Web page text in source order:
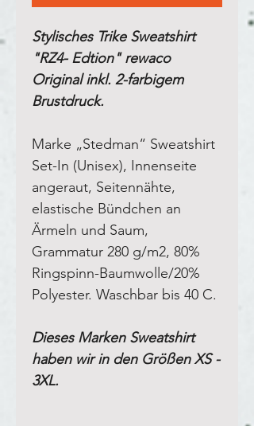
Stylisches Trike Sweatshirt
"RZ4- Edtion" rewaco
Original inkl. 2-farbigem
Brustdruck.
Marke „Stedman“ Sweatshirt
Set-In (Unisex), Innenseite
angeraut, Seitennähte,
elastische Bündchen an
Ärmeln und Saum,
Grammatur 280 g/m2, 80%
Ringspinn-Baumwolle/20%
Polyester. Waschbar bis 40 C.
Dieses Marken Sweatshirt
haben wir in den Größen XS -
3XL.